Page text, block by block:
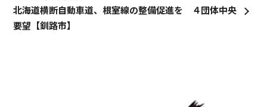
北海道横断自動車道、根室線の整備促進を ４団体中央
要望【釧路市】